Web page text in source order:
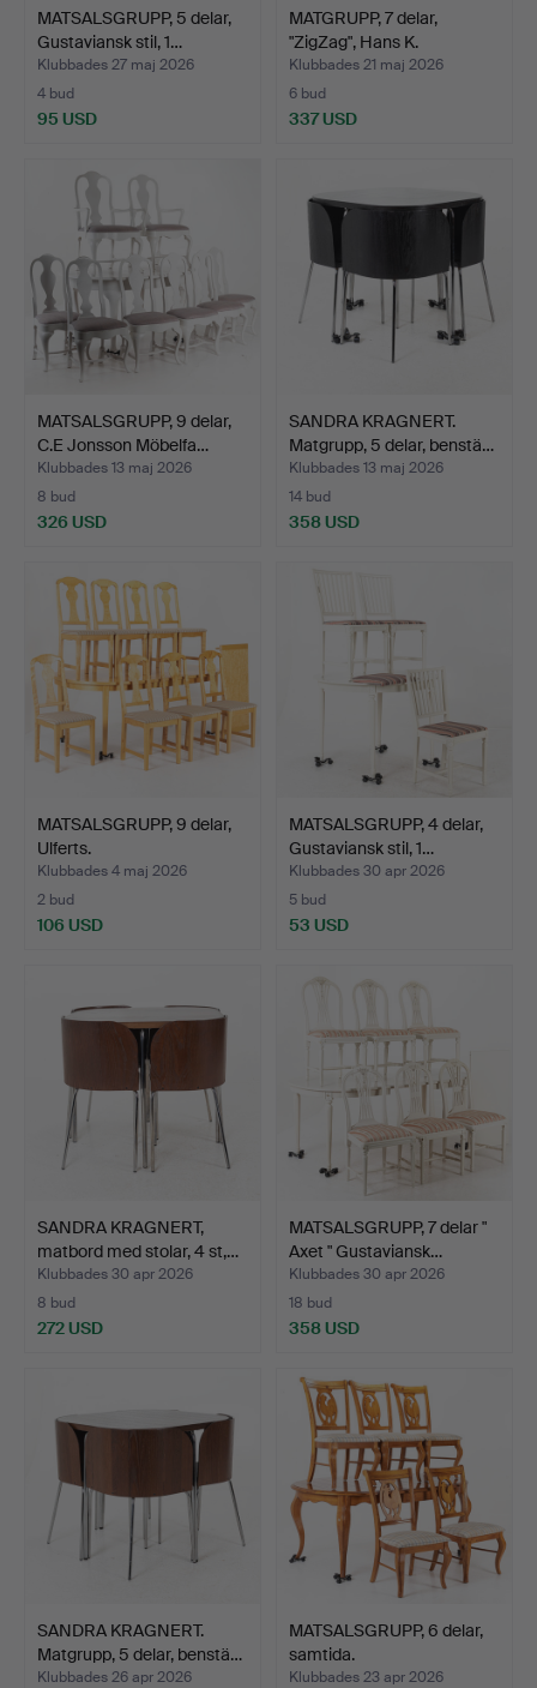
MATSALSGRUPP, 5 delar,
Gustaviansk stil, 1…
Klubbades 27 maj 2026
4 bud
95 USD
MATGRUPP, 7 delar,
"ZigZag", Hans K.
Klubbades 21 maj 2026
6 bud
337 USD
MATSALSGRUPP, 9 delar,
C.E Jonsson Möbelfa…
Klubbades 13 maj 2026
8 bud
326 USD
SANDRA KRAGNERT.
Matgrupp, 5 delar, benstä…
Klubbades 13 maj 2026
14 bud
358 USD
MATSALSGRUPP, 9 delar,
Ulferts.
Klubbades 4 maj 2026
2 bud
106 USD
MATSALSGRUPP, 4 delar,
Gustaviansk stil, 1…
Klubbades 30 apr 2026
5 bud
53 USD
SANDRA KRAGNERT,
matbord med stolar, 4 st,…
Klubbades 30 apr 2026
8 bud
272 USD
MATSALSGRUPP, 7 delar "
Axet " Gustaviansk…
Klubbades 30 apr 2026
18 bud
358 USD
SANDRA KRAGNERT.
Matgrupp, 5 delar, benstä…
Klubbades 26 apr 2026
MATSALSGRUPP, 6 delar,
samtida.
Klubbades 23 apr 2026